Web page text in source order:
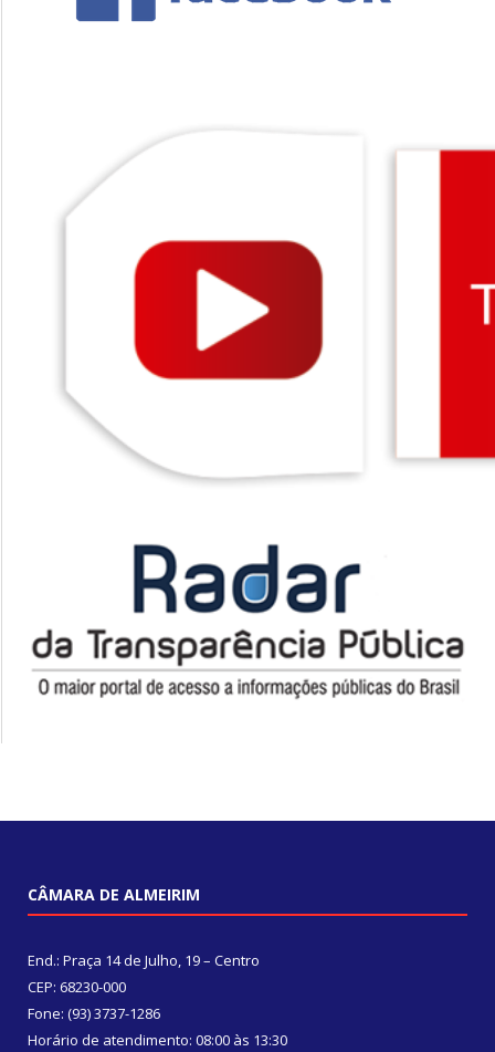
CÂMARA DE ALMEIRIM
End.: Praça 14 de Julho, 19 – Centro
CEP: 68230-000
Fone: (93) 3737-1286
Horário de atendimento: 08:00 às 13:30